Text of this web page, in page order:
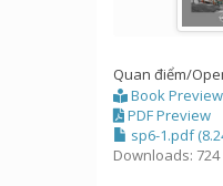
Quan điểm/
Book
PDF Preview
sp6-1.pdf
Downloads: 724